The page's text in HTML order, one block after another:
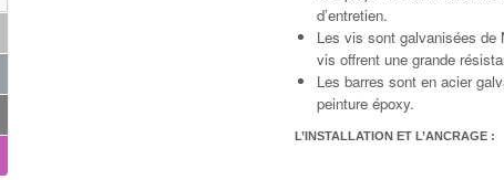
d’entretien.
Les vis sont galvanisées
vis offrent une grande
Les barres sont en acier
peinture époxy.
L’INSTALLATION ET L’ANCRAGE :